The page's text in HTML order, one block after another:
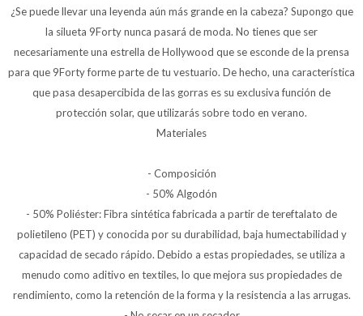
¿Se puede llevar una leyenda aún más grande en la cabeza? Supongo que
la silueta 9Forty nunca pasará de moda. No tienes que ser
necesariamente una estrella de Hollywood que se esconde de la prensa
para que 9Forty forme parte de tu vestuario. De hecho, una característica
que pasa desapercibida de las gorras es su exclusiva función de
protección solar, que utilizarás sobre todo en verano.
Materiales
- Composición
- 50% Algodón
- 50% Poliéster: Fibra sintética fabricada a partir de tereftalato de
polietileno (PET) y conocida por su durabilidad, baja humectabilidad y
capacidad de secado rápido. Debido a estas propiedades, se utiliza a
menudo como aditivo en textiles, lo que mejora sus propiedades de
rendimiento, como la retención de la forma y la resistencia a las arrugas.